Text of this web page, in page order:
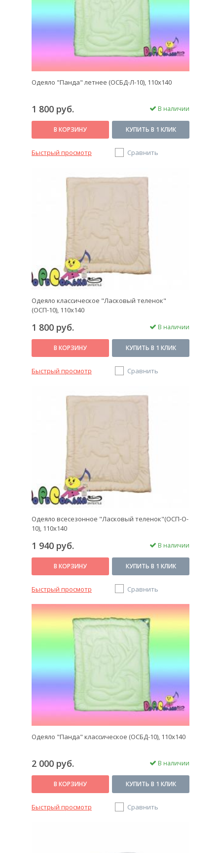
Одеяло "Панда" летнее (ОСБД-Л-10), 110x140
1 800 руб. В наличии
В КОРЗИНУ КУПИТЬ В 1 КЛИК
Быстрый просмотр Сравнить
Одеяло классическое "Ласковый теленок"
(ОСП-10), 110х140
1 800 руб. В наличии
В КОРЗИНУ КУПИТЬ В 1 КЛИК
Быстрый просмотр Сравнить
Одеяло всесезонное "Ласковый теленок"(ОСП-O-
10), 110х140
1 940 руб. В наличии
В КОРЗИНУ КУПИТЬ В 1 КЛИК
Быстрый просмотр Сравнить
Одеяло "Панда" классическое (ОСБД-10), 110x140
2 000 руб. В наличии
В КОРЗИНУ КУПИТЬ В 1 КЛИК
Быстрый просмотр Сравнить